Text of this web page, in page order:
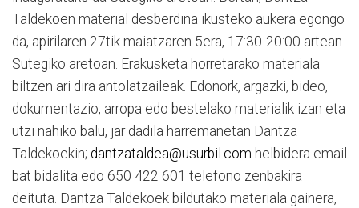
Taldekoen material desberdina ikusteko aukera egongo
da, apirilaren 27tik maiatzaren 5era, 17:30-20:00 artean
Sutegiko aretoan. Erakusketa horretarako materiala
biltzen ari dira antolatzaileak. Edonork, argazki, bideo,
dokumentazio, arropa edo bestelako materialik izan eta
utzi nahiko balu, jar dadila harremanetan Dantza
Taldekoekin; dantzataldea@usurbil.com helbidera email
bat bidalita edo 650 422 601 telefono zenbakira
deituta. Dantza Taldekoek bildutako materiala gainera,